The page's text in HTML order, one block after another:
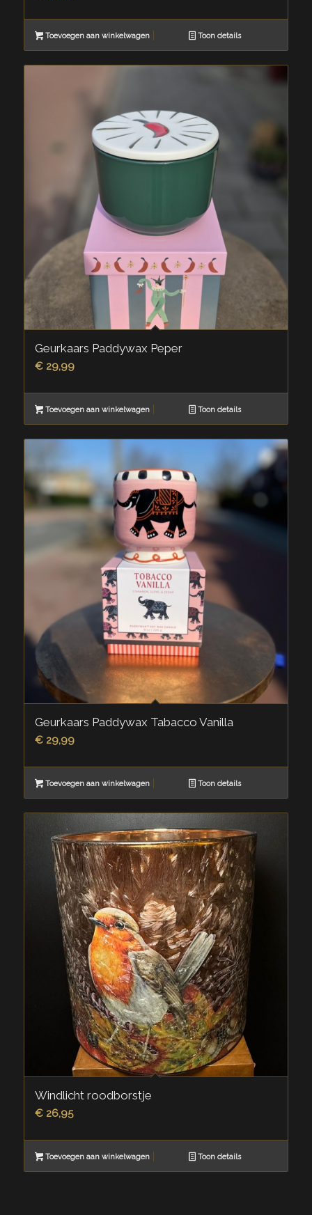
Toevoegen aan winkelwagen Toon details
Geurkaars Paddywax Peper
€29,99
Toevoegen aan winkelwagen Toon details
Geurkaars Paddywax Tabacco Vanilla
€29,99
Toevoegen aan winkelwagen Toon details
Windlicht roodborstje
€26,95
Toevoegen aan winkelwagen Toon details